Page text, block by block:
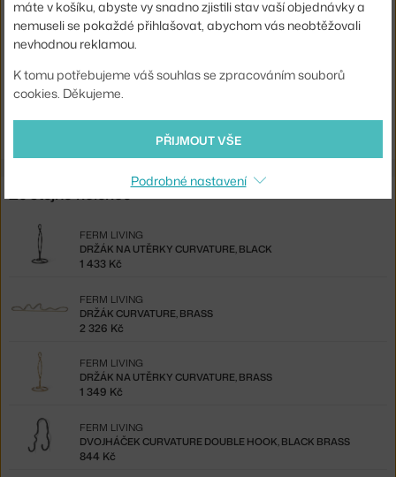
Kód produktu FER-1104263290
EAN
5704723262565
Ste zo Slovenska? Prejdite na
Dvojháčik Curvature Double Hook,
Shopping from the EU? Switch toCurvature Double Hook, brass
Ze stejné kolekce
DRŽÁK NA UTĚRKY CURVATURE, BLACK
FERM LIVING
1 433 Kč
DRŽÁK CURVATURE, BRASS
FERM LIVING
2 326 Kč
DRŽÁK NA UTĚRKY CURVATURE, BRASS
FERM LIVING
1 349 Kč
DVOJHÁČEK CURVATURE DOUBLE HOOK, BLACK BRASS
FERM LIVING
844 Kč
máte v košíku, abyste vy snadno zjistili stav vaší objednávky a
nemuseli se pokaždé přihlašovat, abychom vás neobtěžovali
nevhodnou reklamou.
K tomu potřebujeme váš souhlas se zpracováním souborů
cookies. Děkujeme.
PŘIJMOUT VŠE
Podrobné nastavení